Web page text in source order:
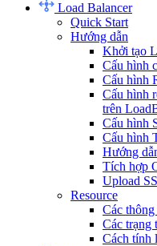
Load Balancer
Quick Start
Hướng dẫn
Khởi tạo
Cấu hình
Cấu hình
Cấu hình
trên
Cấu hình
Cấu hình
Hướng
Tích hợp
Upload
Resource
Các
Các trạng
Cách tính